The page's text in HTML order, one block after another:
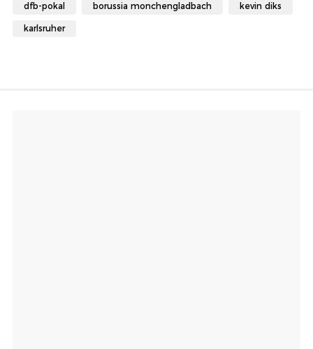
dfb-pokal borussia monchengladbach kevin diks
karlsruher